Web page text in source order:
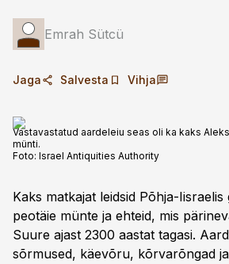
Emrah Sütcü
Jaga Salvesta Vihja
Vastavastatud aardeleiu seas oli ka kaks
münti.
Foto: Israel Antiquities Authority
Kaks matkajat leidsid ­Põhja-
peotäie münte ja ehteid, mis
Suure ajast 2300 aastat ­tagasi.
sõrmused, käevõru, kõrvarõngad